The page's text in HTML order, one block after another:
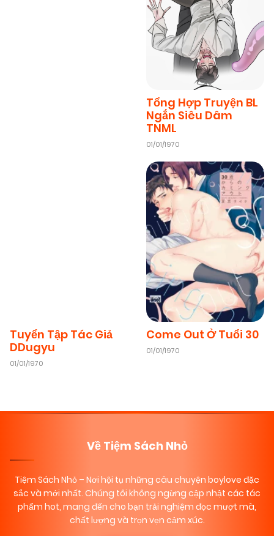
Tổng Hợp Truyện BL
Ngắn Siêu Dâm
TNML
01/01/1970
Tuyển Tập Tác Giả
DDugyu
Come Out Ở Tuổi 30
01/01/1970
Về Tiệm Sách Nhỏ
Tiệm Sách Nhỏ– Nơi hội tụ những câu chuyện boylove đặc
sắc và mới nhất. Chúng tôi không ngừng cập nhật các tác
phẩm hot, mang đến cho bạn trải nghiệm đọc mượt mà,
chất lượng và trọn vẹn cảm xúc.